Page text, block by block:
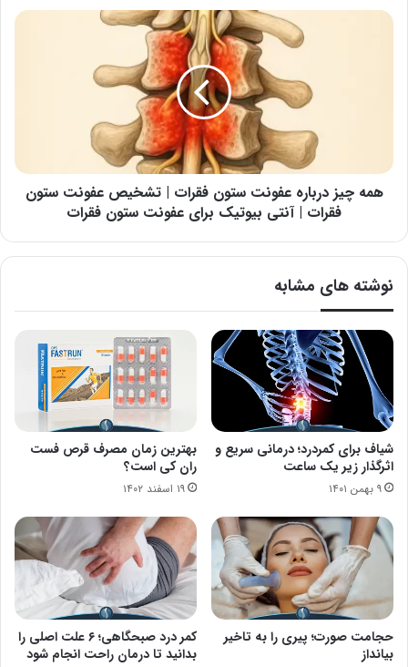
و
کمر
همه
عفونت
ستون
آنتی
برای
عفونت
فقرات
همه چیز درباره عفونت ستون فقرات | تشخیص عفونت ستون
فقرات | آنتی بیوتیک برای عفونت ستون فقرات
نوشته های مشابه
شیاف برای کمردرد؛ درمانی سریع و
اثرگذار زیر یک ساعت
۹ بهمن ۱۴۰۱
بهترین زمان مصرف قرص فست
ران کی است؟
۱۹ اسفند ۱۴۰۲
حجامت صورت؛ پیری را به تاخیر
بیانداز
کمر درد صبحگاهی؛ ۶ علت اصلی را
بدانید تا درمان راحت انجام شود